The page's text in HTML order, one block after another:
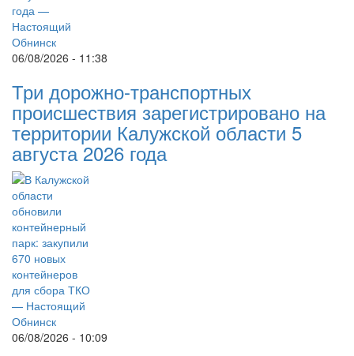
06/08/2026 - 11:38
Три дорожно-транспортных
происшествия зарегистрировано на
территории Калужской области 5
августа 2026 года
06/08/2026 - 10:09